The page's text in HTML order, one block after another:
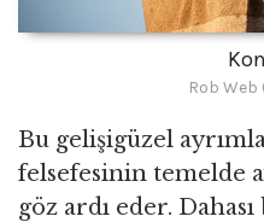
Rob Web
Bu gelişigüzel
felsefesinin temelde
göz ardı eder.